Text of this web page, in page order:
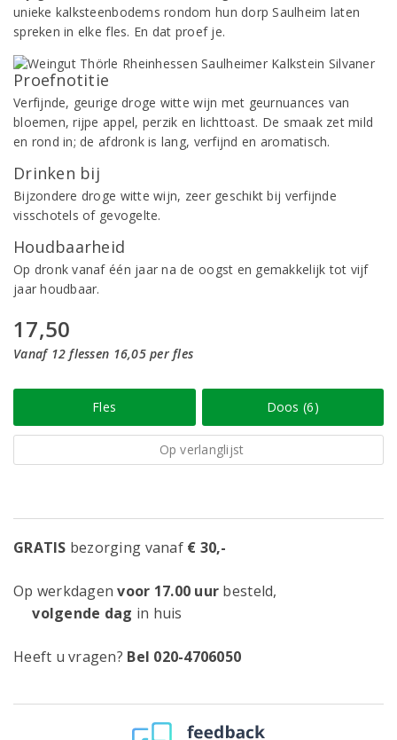
unieke kalksteenbodems rondom hun dorp Saulheim laten
spreken in elke fles. En dat proef je.
Proefnotitie
Verfijnde, geurige droge witte wijn met geurnuances van
bloemen, rijpe appel, perzik en lichttoast. De smaak zet mild
en rond in; de afdronk is lang, verfijnd en aromatisch.
Drinken bij
Bijzondere droge witte wijn, zeer geschikt bij verfijnde
visschotels of gevogelte.
Houdbaarheid
Op dronk vanaf één jaar na de oogst en gemakkelijk tot vijf
jaar houdbaar.
17,50
Vanaf 12 flessen 16,05 per fles
Fles Doos (6)
Op verlanglijst
GRATIS bezorging vanaf € 30,-
Op werkdagenvoor 17.00 uur besteld,
volgende dag in huis
Heeft u vragen? Bel 020-4706050